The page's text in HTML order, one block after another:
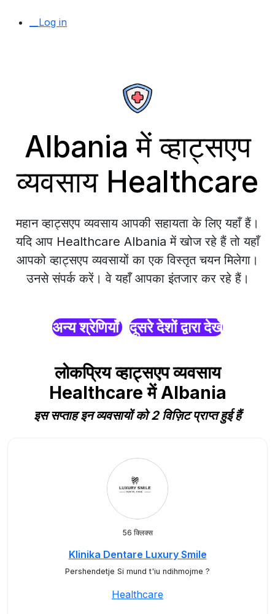
__Log in
Albania में व्हाट्सएप
व्यवसाय Healthcare
महान व्हाट्सएप व्यवसाय आपकी सहायता के लिए यहाँ हैं।
यदि आप Healthcare Albania में खोज रहे हैं तो यहाँ
आपको व्हाट्सएप व्यवसायों का एक विस्तृत चयन मिलेगा।
उनसे संपर्क करें। वे यहाँ आपका इंतजार कर रहे हैं।
अन्य श्रेणियाँ दूसरे देशों द्वारा देखें
लोकप्रिय व्हाट्सएप व्यवसाय
Healthcare में Albania
इस सप्ताह इन व्यवसायों को 2 विज़िट प्राप्त हुई हैं
56 क्लिक्स
Klinika Dentare Luxury Smile
Pershendetje Si mund t'iu ndihmojme ?
Healthcare